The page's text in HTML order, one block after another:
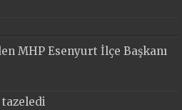
MHP Esenyurt İlçe Başkanı
tazeledi